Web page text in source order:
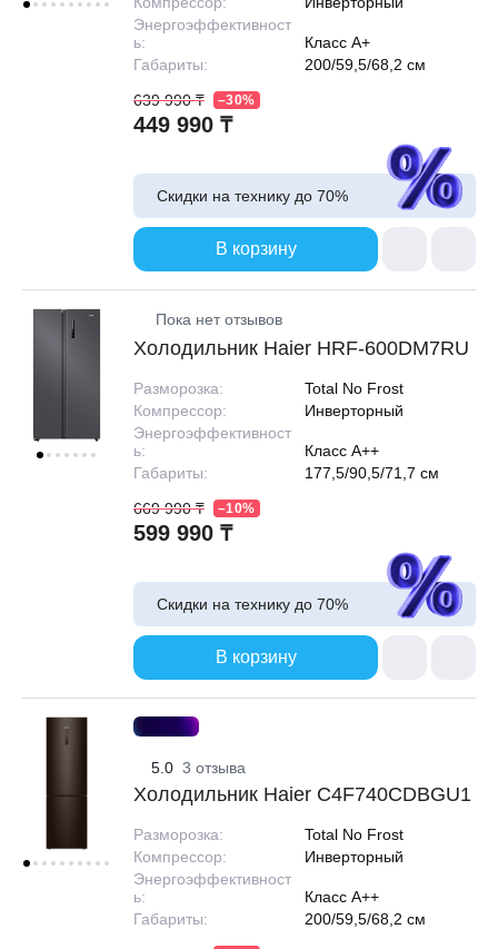
Энергоэффективност
ь:
Класс A+
Габариты:
200/59,5/68,2 см
449 990 ₸
639 990 ₸ –30%
Скидки на технику до 70%
В корзину
Пока нет отзывов
Холодильник Haier HRF-600DM7RU
Разморозка:
Total No Frost
Компрессор:
Инверторный
Энергоэффективност
ь:
Класс A++
Габариты:
177,5/90,5/71,7 см
599 990 ₸
669 990 ₸ –10%
Скидки на технику до 70%
В корзину
5.0 3 отзыва
Холодильник Haier C4F740CDBGU1
Разморозка:
Total No Frost
Компрессор:
Инверторный
Энергоэффективност
ь:
Класс A++
Габариты:
200/59,5/68,2 см